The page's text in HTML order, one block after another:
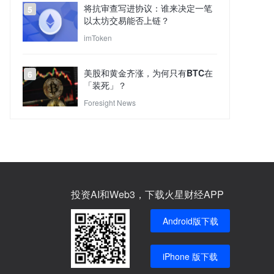
5
将抗审查写进协议：谁来决定一笔
以太坊交易能否上链？
imToken
6
美股和黄金齐涨，为何只有BTC在
「装死」？
Foresight News
投资AI和Web3，下载火星财经APP
Android版下载
iPhone 版下载